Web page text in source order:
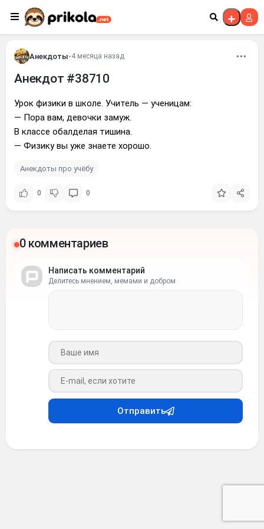
Перейти к контенту
Анекдоты•4 месяца назад
Анекдот #38710
Урок физики в школе. Учитель — ученицам:
— Пора вам, девочки замуж.
В классе обалделая тишина.
— Физику вы уже знаете хорошо.
Анекдоты про учёбу
0 0
0 комментариев
Написать комментарий
Делитесь мнением, мемами и добром
Ваше имя
Ваш e-mail
Отправить